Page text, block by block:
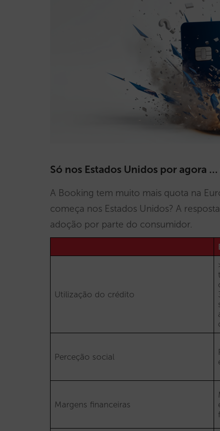
Só nos Estados Unidos por agora
A Booking tem muito mais quota na
começa nos Estados Unidos? A
adoção por parte do consumidor.
Utilização do crédito
Perceção social
Margens financeiras